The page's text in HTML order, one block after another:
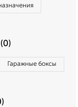
Гаражные боксы